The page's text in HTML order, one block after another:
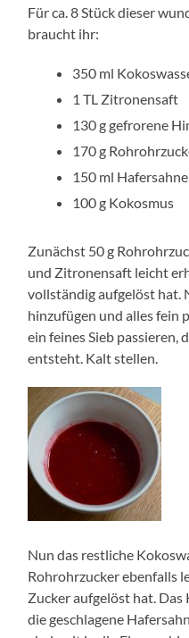
Für ca. 8 Stück dieser
braucht ihr:
350 ml
1 TL Zitronensaft
130 g gefrorene
170 g
150 ml Hafersahne
100 g Kokosmus
Zunächst 50 g
und Zitronensaft leicht
vollständig aufgelöst hat.
hinzufügen und alles fein
ein feines Sieb passieren,
entsteht. Kalt stellen.
Nun das restliche
Rohrohrzucker ebenfalls
Zucker aufgelöst hat.
die geschlagene